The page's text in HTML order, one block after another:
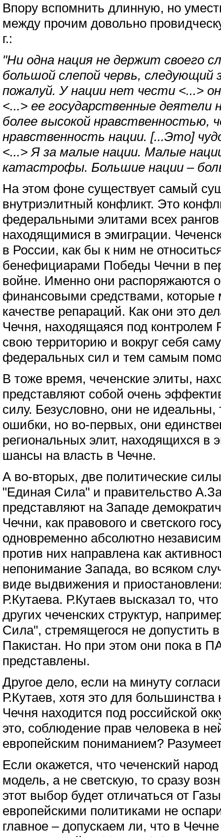
Впору вспомнить длинную, но
между прочим довольно
г.:
"Ни одна нация не держит своего
большой слепой червь, следующий
пожалуй. У нации нет чести <...>
<...> ее государственные деятели
более высокой нравственностью,
нравственность нации. [...Это]
<...> Я за малые нации. Малые
катастрофы. Большие нации –
На этом фоне существует самый
внутриэлитный конфликт. Это
федеральными элитами всех
находящимися в эмиграции.
в России, как бы к ним не
бенефициарами Победы Чечни в
войне. Именно они распоряжаются
финансовыми средствами, которые
качестве репараций. Как они это
Чечня, находящаяся под контролем
свою территорию и вокруг себя
федеральных сил и тем самым
В тоже время, чеченские элиты,
представляют собой очень
силу. Безусловно, они не
ошибки, но во-первых, они
региональных элит, находящихся в
шансы на власть в Чечне.
А во-вторых, две политические
"Единая Сила" и правительство
представляют на Западе
Чечни, как правового и светского
одновременно абсолютно
против них направлена как
непонимание Запада, во всяком
виде выдвижения и
Р.Кутаева. Р.Кутаев высказал то,
других чеченских структур,
Сила", стремящегося не допустить
Пакистан. Но при этом они пока в
представлены.
Другое дело, если на минуту
Р.Кутаев, хотя это для
Чечня находится под российской
это, соблюдение прав человека в
европейским пониманием?
Если окажется, что чеченский
модель, а не светскую, то сразу
этот выбор будет отличаться от
европейскими политиками не
главное – допускаем ли, что в